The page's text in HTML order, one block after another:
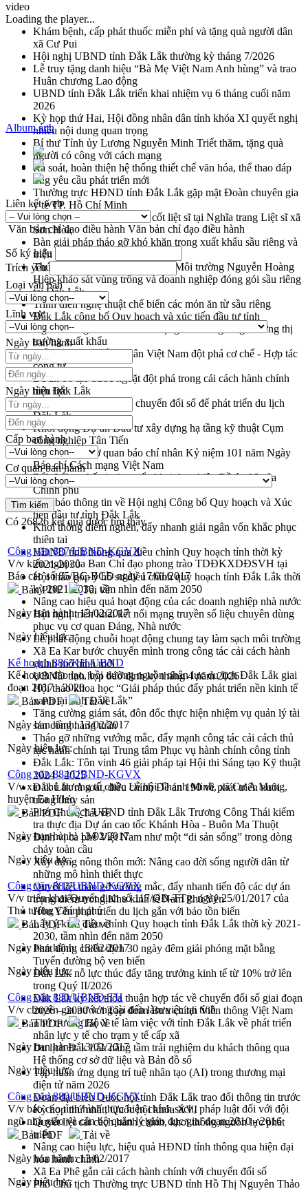
video
Loading the player...
Khám bệnh, cấp phát thuốc miễn phí và tặng quà người dân
xã Cư Pui
Hội nghị UBND tỉnh Đắk Lắk thường kỳ tháng 7/2026
Lễ truy tặng danh hiệu “Bà Mẹ Việt Nam Anh hùng” và trao
Huân chương Lao động
UBND tỉnh Đắk Lắk triển khai nhiệm vụ 6 tháng cuối năm
2026
Kỳ họp thứ Hai, Hội đồng nhân dân tỉnh khóa XI quyết nghị
nhiều nội dung quan trọng
Bí thư Tỉnh ủy Lương Nguyễn Minh Triết thăm, tặng quà
người có công với cách mạng
Rà soát, hoàn thiện hệ thống thiết chế văn hóa, thể thao đáp
ứng yêu cầu phát triển mới
Thường trực HĐND tỉnh Đắk Lắk gặp mặt Đoàn chuyên gia
y tế TP. Hồ Chí Minh
Lễ truy điệu và an táng hài cốt liệt sĩ tại Nghĩa trang Liệt sĩ xã
Sơn Hòa
Bàn giải pháp tháo gỡ khó khăn trong xuất khẩu sầu riêng và
triển khai quy định EUDR
Thứ trưởng Bộ Nông nghiệp và Môi trường Nguyễn Hoàng
Hiệp khảo sát vùng trồng và doanh nghiệp đóng gói sầu riêng
tại Đắk Lắk
Trình diễn nghệ thuật chế biến các món ăn từ sầu riêng
Đắk Lắk công bố Quy hoạch và xúc tiến đầu tư tỉnh
Ngành cá ngừ Đắk Lắk chủ động thích ứng để giữ vững thị
trường xuất khẩu
Diễn đàn Kinh tế tư nhân Việt Nam đột phá cơ chế - Hợp tác
công tư
Đề án 06 tạo bước ngoặt đột phá trong cải cách hành chính
tỉnh Đắk Lắk
Kết nối tour, đẩy mạnh chuyển đổi số để phát triển du lịch
Đắk Lắk
Khởi động Dự án Đầu tư xây dựng hạ tầng kỹ thuật Cụm
công nghiệp Tân Tiến
Gặp mặt các cơ quan báo chí nhân Kỷ niệm 101 năm Ngày
Báo chí Cách mạng Việt Nam
Đắk Lắk sơ kết 4 năm triển khai thực hiện Đề án 06 của
Chính phủ
Họp báo thông tin về Hội nghị Công bố Quy hoạch và Xúc
tiến đầu tư tỉnh Đắk Lắk
Khơi thông điểm nghẽn, đẩy nhanh giải ngân vốn khắc phục
thiên tai
HĐND tỉnh thông qua điều chỉnh Quy hoạch tỉnh thời kỳ
2021-2030
Hội thảo góp ý hồ sơ điều chỉnh quy hoạch tỉnh Đắk Lắk thời
kỳ 2021-2030, tầm nhìn đến năm 2050
Nâng cao hiệu quả hoạt động của các doanh nghiệp nhà nước
Hội nghị triển khai kết nối mạng truyền số liệu chuyên dùng
phục vụ cơ quan Đảng, Nhà nước
Lễ phát động chuỗi hoạt động chung tay làm sạch môi trường
Xã Ea Kar bước chuyển mình trong công tác cải cách hành
chính mô hình mới
UBND tỉnh họp báo định kỳ tháng 4 năm 2026
Hội thảo khoa học “Giải pháp thúc đẩy phát triển nền kinh tế
xanh tại tỉnh Đắk Lắk”
Tăng cường giám sát, đôn đốc thực hiện nhiệm vụ quản lý tài
sản công hàng tuần
Tháo gỡ những vướng mắc, đẩy mạnh công tác cải cách thủ
tục hành chính tại Trung tâm Phục vụ hành chính công tỉnh
Đắk Lắk: Tôn vinh 46 giải pháp tại Hội thi Sáng tạo Kỹ thuật
2024 - 2025
Đắk Lắk rà soát, điều chỉnh Đề án 190 về phát triển nuôi
trồng thủy sản
Phó Chủ tịch UBND tỉnh Đắk Lắk Trương Công Thái kiểm
tra thực địa Dự án cao tốc Khánh Hòa - Buôn Ma Thuột
Định vị cà phê Việt Nam như một “di sản sống” trong dòng
chảy toàn cầu
Xây dựng nông thôn mới: Nâng cao đời sống người dân từ
những mô hình thiết thực
Quyết liệt tháo gỡ vướng mắc, đẩy nhanh tiến độ các dự án
trọng điểm trong Khu kinh tế Nam Phú Yên
Hòn Yến phát triển du lịch gắn với bảo tồn biển
Lấy ý kiến điều chỉnh Quy hoạch tỉnh Đắk Lắk thời kỳ 2021-
2030, tầm nhìn đến năm 2050
Phát động chiến dịch 30 ngày đêm giải phóng mặt bằng
Tuyến đường bộ ven biển
Đắk Lắk nỗ lực thúc đẩy tăng trưởng kinh tế từ 10% trở lên
trong Quý II/2026
Đắk Lắk ký kết thỏa thuận hợp tác về chuyển đổi số giai đoạn
2026 – 2030 với Tập đoàn Bưu chính Viễn thông Việt Nam
Thứ trưởng Bộ Y tế làm việc với tỉnh Đắk Lắk về phát triển
nhân lực y tế cho trạm y tế cấp xã
Du lịch Đắk Lắk nâng tầm trải nghiệm du khách thông qua
Hệ thống cơ sở dữ liệu và Bản đồ số
Tập huấn ứng dụng trí tuệ nhân tạo (AI) trong thương mại
điện tử năm 2026
Đoàn đại biểu Quốc hội tỉnh Đắk Lắk trao đổi thông tin trước
Kỳ họp thứ nhất, Quốc hội khóa XVI
Quyết liệt cải cách hành chính, khơi thông nguồn lực phát
triển
Nâng cao hiệu lực, hiệu quả HĐND tỉnh thông qua hiện đại
hóa hành chính
Xã Ea Phê gắn cải cách hành chính với chuyển đổi số
Phó Chủ tịch Thường trực UBND tỉnh Hồ Thị Nguyên Thảo
Album ảnh
Liên kết web
Văn bản chỉ đạo điều hành Văn bản chỉ đạo điều hành
Số ký hiệu
Trích yếu
Loại văn bản
Lĩnh vực
Ngày ban hành
Ngày hiệu lực
Cấp ban hành
Cơ quan ban hành
Có 26826kết quả được tìm thấy
Công văn 887/UBND-KGVX
V/v kiến nghị của Ban Chỉ đạo phong trào TDĐKXDĐSVH tại
Báo cáo số 85/BC-BCĐ ngày 17/01/2017
Bản PDF
Tải về
Ngày ban hành:13/02/2017
Ngày hiệu lực:
Kế hoạch 886/KH-UBND
Kế hoạch đào tạo, bồi dưỡng nguồn nhân lực du lịch Đắk Lắk giai
đoạn 2017 - 2020
Bản PDF
Tải về
Ngày ban hành:13/02/2017
Ngày hiệu lực:
Công văn 884/UBND-KGVX
V/v xin chủ trương tổ chức Lễ hội Thanh Minh, xã Cư A Mung,
huyện Ea H'leo
Bản PDF
Tải về
Ngày ban hành:13/02/2017
Ngày hiệu lực:
Công văn 882/UBND-KGVX
V/v triển khai Quyết định số 117/QĐ-TTg, ngày 25/01/2017 của
Thủ tướng Chính phủ
Bản PDF
Tải về
Ngày ban hành: 13/02/2017
Ngày hiệu lực:
Công văn 880/UBND-TH
V/v chuyên gia nước ngoài đến làm việc tại tỉnh
Bản PDF
Tải về
Ngày ban hành:13/02/2017
Ngày hiệu lực:
Công văn 880/UBND-KGVX
V/v báo cáo tình hình thực hiện chính sách, pháp luật đối với đội
ngũ nhà giáo và cán bộ quản lý giáo dục giai đoạn 2010 - 2016
Bản PDF
Tải về
Ngày ban hành:13/02/2017
Ngày hiệu lực: